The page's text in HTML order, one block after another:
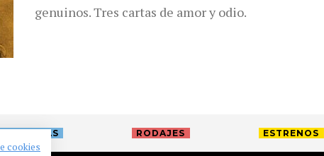
genuinos. Tres cartas de amor y odio.
RODAJES ESTRENOS
cookies